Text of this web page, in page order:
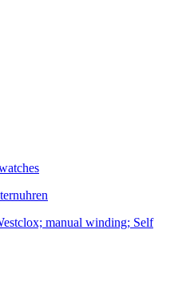
manual winding; Self